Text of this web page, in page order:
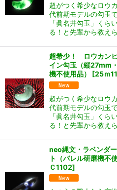
超がつく希少なロウ
代前期モデルの勾玉
「眞名井勾玉」くら
る！と先輩から教え
超希少！ ロウカン
イン勾玉（縦27mm
機不使用品）
[25ｍ
超がつく希少なロウ
代前期モデルの勾玉
「眞名井勾玉」くら
る！と先輩から教え
neo縄文・ラベンダ
ト（バレル研磨機不
Ｃ1102]